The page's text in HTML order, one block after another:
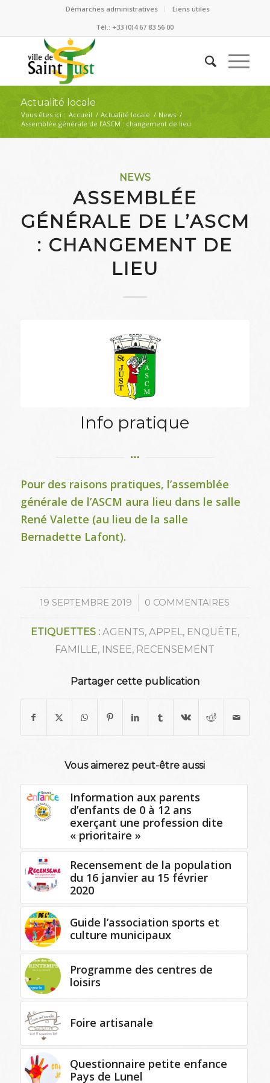
Démarches administratives
Liens utiles
Tél.: +33 (0)4 67 83 56 00
Actualité locale
Vous êtes ici : Accueil / Actualité locale / News /
Assemblée générale de l’ASCM : changement de lieu
NEWS
ASSEMBLÉE
GÉNÉRALE DE L’ASCM
: CHANGEMENT DE
LIEU
Info pratique
Pour des raisons pratiques, l’assemblée
générale de l’ASCM aura lieu dans le salle
René Valette (au lieu de la salle
Bernadette Lafont).
19 SEPTEMBRE 2019
/ 0 COMMENTAIRES
ETIQUETTES : AGENTS, APPEL, ENQUÊTE,
FAMILLE, INSEE, RECENSEMENT
Partager cette publication
Vous aimerez peut-être aussi
Information aux parents
d’enfants de 0 à 12 ans
exerçant une profession dite
« prioritaire »
Recensement de la population
du 16 janvier au 15 février
2020
Guide l’association sports et
culture municipaux
Programme des centres de
loisirs
Foire artisanale
Questionnaire petite enfance
Pays de Lunel